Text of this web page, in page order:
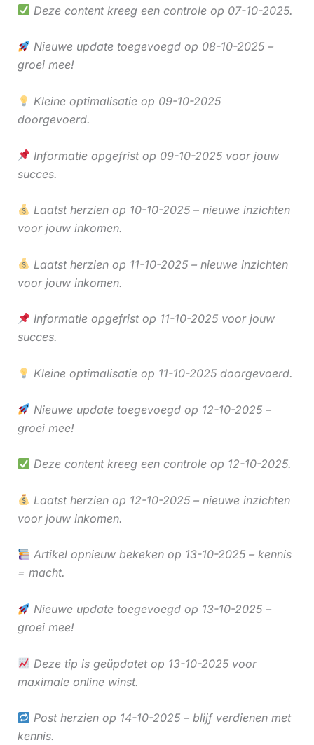
Deze content kreeg een controle op 07-10-2025.
Nieuwe update toegevoegd op 08-10-2025 –
groei mee!
Kleine optimalisatie op 09-10-2025
doorgevoerd.
Informatie opgefrist op 09-10-2025 voor jouw
succes.
Laatst herzien op 10-10-2025 – nieuwe inzichten
voor jouw inkomen.
Laatst herzien op 11-10-2025 – nieuwe inzichten
voor jouw inkomen.
Informatie opgefrist op 11-10-2025 voor jouw
succes.
Kleine optimalisatie op 11-10-2025 doorgevoerd.
Nieuwe update toegevoegd op 12-10-2025 –
groei mee!
Deze content kreeg een controle op 12-10-2025.
Laatst herzien op 12-10-2025 – nieuwe inzichten
voor jouw inkomen.
Artikel opnieuw bekeken op 13-10-2025 – kennis
= macht.
Nieuwe update toegevoegd op 13-10-2025 –
groei mee!
Deze tip is geüpdatet op 13-10-2025 voor
maximale online winst.
Post herzien op 14-10-2025 – blijf verdienen met
kennis.